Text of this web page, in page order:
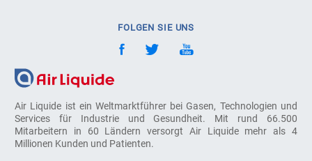
Air Liquide ist ein Weltmarktführer bei Gasen, Technologien und
Services für Industrie und Gesundheit. Mit rund 66.500
Mitarbeitern in 60 Ländern versorgt Air Liquide mehr als 4
Millionen Kunden und Patienten.
FOLGEN SIE UNS